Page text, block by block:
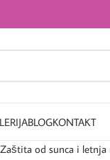
BLOGKONTAKT
Zaštita od sunca i letnja